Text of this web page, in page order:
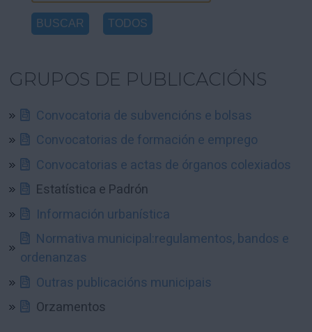
GRUPOS DE PUBLICACIÓNS
Convocatoria de subvencións e bolsas
Convocatorias de formación e emprego
Convocatorias e actas de órganos colexiados
Estatística e Padrón
Información urbanística
Normativa municipal:regulamentos, bandos e
ordenanzas
Outras publicacións municipais
Orzamentos